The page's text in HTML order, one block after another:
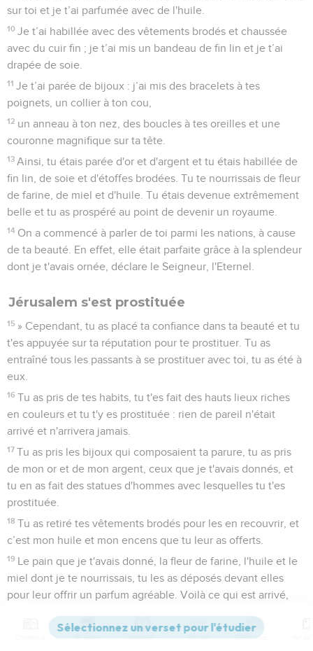
sur toi et je t’ai parfumée avec de l'huile.
10 Je t’ai habillée avec des vêtements brodés et chaussée
avec du cuir fin ; je t’ai mis un bandeau de fin lin et je t’ai
drapée de soie.
11 Je t’ai parée de bijoux : j’ai mis des bracelets à tes
poignets, un collier à ton cou,
12 un anneau à ton nez, des boucles à tes oreilles et une
couronne magnifique sur ta tête.
13 Ainsi, tu étais parée d'or et d'argent et tu étais habillée de
fin lin, de soie et d'étoffes brodées. Tu te nourrissais de fleur
de farine, de miel et d'huile. Tu étais devenue extrêmement
belle et tu as prospéré au point de devenir un royaume.
14 On a commencé à parler de toi parmi les nations, à cause
de ta beauté. En effet, elle était parfaite grâce à la splendeur
dont je t'avais ornée, déclare le Seigneur, l'Eternel.
Jérusalem s'est prostituée
15 » Cependant, tu as placé ta confiance dans ta beauté et tu
t'es appuyée sur ta réputation pour te prostituer. Tu as
entraîné tous les passants à se prostituer avec toi, tu as été à
eux.
16 Tu as pris de tes habits, tu t'es fait des hauts lieux riches
en couleurs et tu t'y es prostituée : rien de pareil n'était
arrivé et n'arrivera jamais.
17 Tu as pris les bijoux qui composaient ta parure, tu as pris
de mon or et de mon argent, ceux que je t'avais donnés, et
tu en as fait des statues d'hommes avec lesquelles tu t'es
prostituée.
18 Tu as retiré tes vêtements brodés pour les en recouvrir, et
c’est mon huile et mon encens que tu leur as offerts.
19 Le pain que je t'avais donné, la fleur de farine, l'huile et le
miel dont je te nourrissais, tu les as déposés devant elles
pour leur offrir un parfum agréable. Voilà ce qui est arrivé,
Tu as pris tes fils et tes filles, ceux que tu m'avais donnés,
Versions Commentaires Strong